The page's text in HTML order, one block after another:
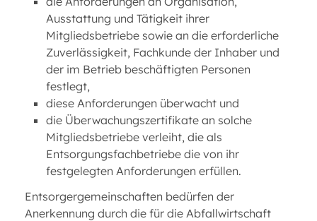
Ausstattung und Tätigkeit ihrer
Mitgliedsbetriebe sowie an die erforderliche
Zuverlässigkeit, Fachkunde der Inhaber und
der im Betrieb beschäftigten Personen
festlegt,
diese Anforderungen überwacht und
die Überwachungszertifikate an solche
Mitgliedsbetriebe verleiht, die als
Entsorgungsfachbetriebe die von ihr
festgelegten Anforderungen erfüllen.
Entsorgergemeinschaften bedürfen der
Anerkennung durch die für die Abfallwirtschaft